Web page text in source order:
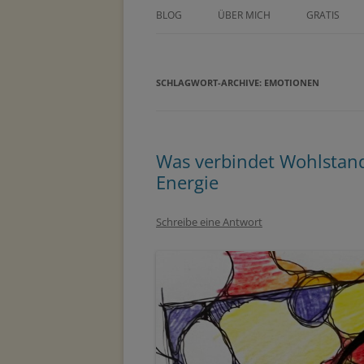
BLOG ÜBER MICH
PRESSE
GRATIS
SCHLAGWORT-ARCHIVE: EMOTIONEN
Was verbindet
Energie
Schreibe eine Antwort